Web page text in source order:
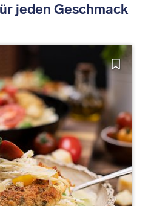
jeden Geschmack